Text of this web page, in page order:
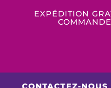
EXPÉDITION